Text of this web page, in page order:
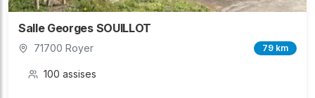
Salle Georges SOUILLOT
71700 Royer 79 km
100 assises